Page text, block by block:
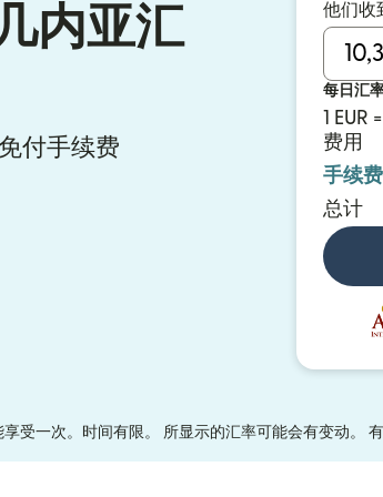
内亚汇
付手续费
他们收
每日汇
1 EUR
费用
手续
总计
受一次。时间有限。 所显示的汇率可能会有变动。